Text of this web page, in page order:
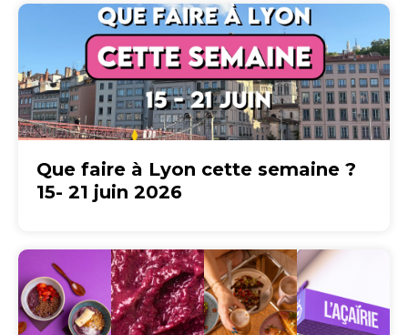
Que faire à Lyon cette semaine ?
15- 21 juin 2026